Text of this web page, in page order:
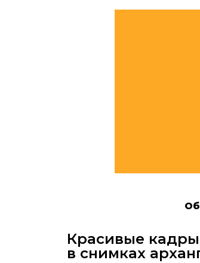
Красивые
в снимках